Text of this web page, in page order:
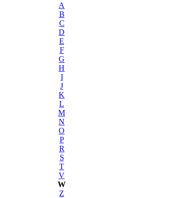
A
B
C
D
E
F
G
H
I
J
K
L
M
N
O
P
R
S
T
V
W
Z